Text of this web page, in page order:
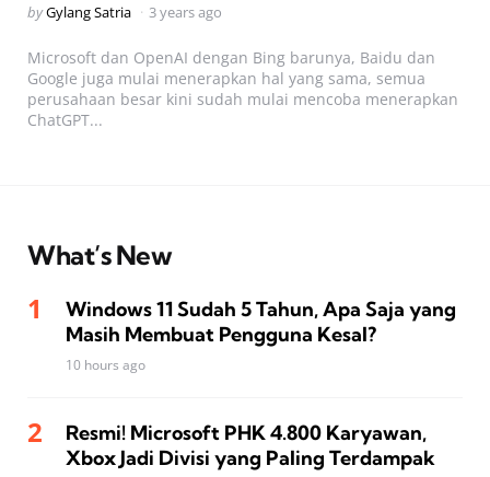
Posted
byGylang Satria 3 years ago
Microsoft dan OpenAI dengan Bing barunya, Baidu dan
Google juga mulai menerapkan hal yang sama, semua
perusahaan besar kini sudah mulai mencoba menerapkan
ChatGPT...
What’s New
Windows 11 Sudah 5 Tahun, Apa Saja yang
Masih Membuat Pengguna Kesal?
10 hours ago
Resmi! Microsoft PHK 4.800 Karyawan,
Xbox Jadi Divisi yang Paling Terdampak